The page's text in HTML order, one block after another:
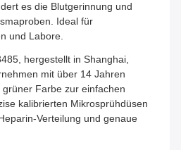
es die Blutgerinnung und
Ideal für
und Labore.
hergestellt in Shanghai,
mit über 14 Jahren
Farbe zur einfachen
kalibrierten Mikrosprühdüsen
Verteilung und genaue